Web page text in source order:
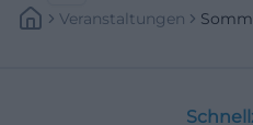
Veranstaltungen